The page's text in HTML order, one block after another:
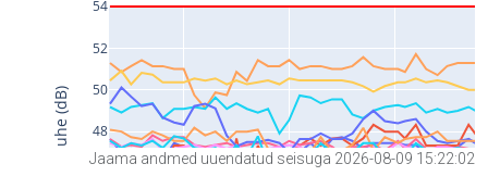
Jaama andmed uuendatud seisuga 2026-08-09 15:22:02